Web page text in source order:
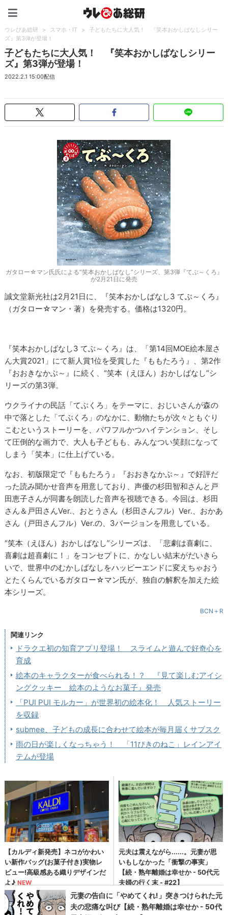
ウレぴあ総研 > スマホ・IT >
子どもたちに大人気！ 『笑本おかしばなしシリー
ズ』第3弾が登場！
子どもたちに大人気！ 『笑本おかしばなしシリー
ズ』第3弾が登場！
2022.2.1 15:00配信
ガタロー☆マン氏氏による“笑本おかしばなし”シリーズ、第3弾『てぶ～くろ』
が2月21日に発売
誠文堂新光社は2月21日に、『笑本おかしばなし3 てぶ～くろ』
（ガタロー☆マン・著）を発売する。価格は1320円。
『笑本おかしばなし3 てぶ～くろ』は、「第14回MOE絵本屋さ
ん大賞2021」にて新人賞1位を受賞した『ももたろう』、第2作
『おおきなかぶ～』に続く、“笑本（えほん）おかしばなし”シ
リーズの第3弾。
ウクライナの民話「てぶくろ」をテーマに、おじいさんが森の
中で落とした「てぶくろ」のなかに、動物たちが次々ともぐり
こむというストーリーを、パワフルかつハイテンション、そし
て圧倒的な画力で、大人も子どもも、みんなつい笑顔になって
しまう「笑本」に仕上げている。
なお、初版限定で『ももたろう』『おおきなかぶ～』で好評だ
った読み聞かせ音声を用意しており、声優の杉田智和さんと戸
田恵子さんが同書を朗読した音声を視聴できる。今回は、杉田
さん＆戸田さんVer.、おとうさん（杉田さんフル）Ver.、おかあ
さん（戸田さんフル）Ver.の、3バージョンを用意している。
“笑本（えほん）おかしばなし”シリーズは、「悲劇は喜劇に、
喜劇は超喜劇に！」をコンセプトに、かなしい結末がだいきら
いで、世界中のむかしばなしをハッピーエンドに変えちゃおう
とたくらんでいるガタロー☆マン氏が、独自の解釈を加えた絵
本シリーズ。
BCN＋R
関連リンク
ドラクエ初の知育アプリ登場！ スライムと遊んで好奇心を
育成
絵本のキャラクターが食べられる！？ 『見て楽しむアイシ
ングクッキー 絵本のようなお菓子』発売
「PUI PUI モルカー」が世界初の絵本化！ 人気ストーリー
を収録
submee、子どもの成長に合わせて絵本が毎月届くサブスク
雨の日が楽しくなっちゃう！ 「11ぴきのねこ」レインアイ
テムが登場